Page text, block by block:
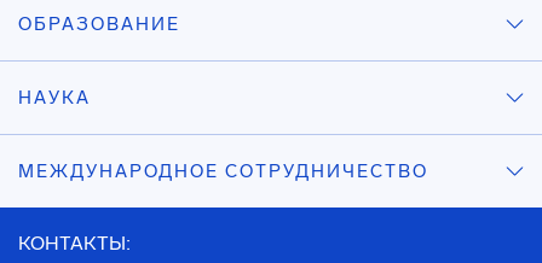
ОБРАЗОВАНИЕ
НАУКА
МЕЖДУНАРОДНОЕ СОТРУДНИЧЕСТВО
КОНТАКТЫ: